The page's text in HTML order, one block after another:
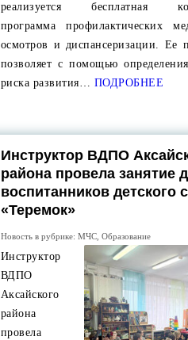
реализуется бесплатная
программа профилактических
осмотров и диспансеризации. Ее
позволяет с помощью
риска развития… ПОДРОБНЕЕ
Инструктор ВДПО
района провела занятие
воспитанников детского
«Теремок»
Новость в рубрике: МЧС, Образование
Инструктор
ВДПО
Аксайского
района
провела